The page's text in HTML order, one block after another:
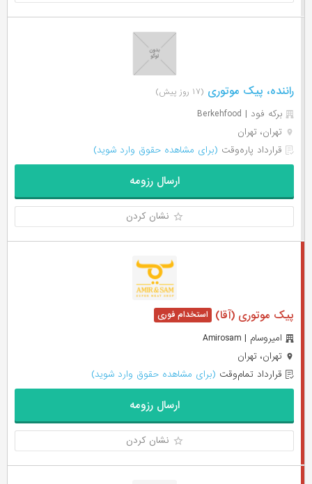
راننده، پیک موتوری (۱۷ روز پیش)
برکه فود | Berkehfood
تهران، تهران
قرارداد پاره‌وقت (برای مشاهده حقوق وارد شوید)
ارسال رزومه
نشان کردن
پیک موتوری (آقا)
امیروسام | Amirosam
تهران، تهران
قرارداد تمام‌وقت (برای مشاهده حقوق وارد شوید)
ارسال رزومه
نشان کردن